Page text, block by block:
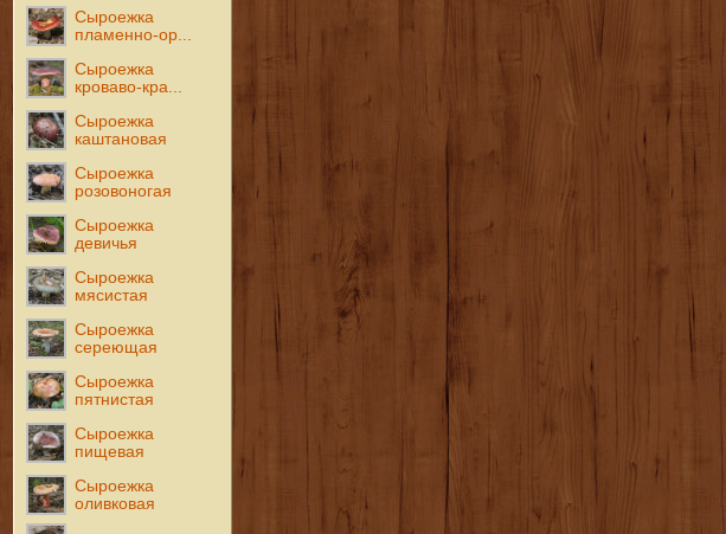
Сыроежка
пламенно-ор...
Сыроежка
кроваво-кра...
Сыроежка
каштановая
Сыроежка
розовоногая
Сыроежка
девичья
Сыроежка
мясистая
Сыроежка
сереющая
Сыроежка
пятнистая
Сыроежка
пищевая
Сыроежка
оливковая